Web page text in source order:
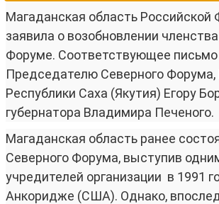
Магаданская область Российской
заявила о возобновлении
Форуме. Соответствующее письмо
Председателю Северного Форума,
Республики Саха (Якутия) Егору
губернатора Владимира Печеного.
Магаданская область ранее
Северного Форума, выступив
учредителей организации в 1991
Анкоридже (США). Однако,